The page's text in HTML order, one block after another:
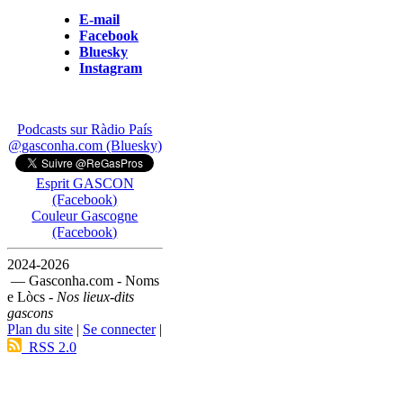
E-mail
Facebook
Bluesky
Instagram
Podcasts sur Ràdio País
@gasconha.com (Bluesky)
Esprit GASCON
(Facebook)
Couleur Gascogne
(Facebook)
2024-2026
— Gasconha.com - Noms
e Lòcs - Nos lieux-dits
gascons
Plan du site | Se connecter|
RSS 2.0